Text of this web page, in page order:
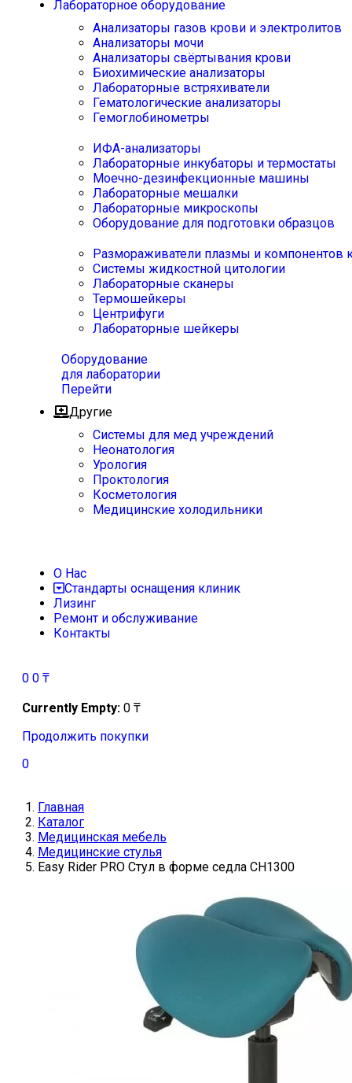
Лабораторное оборудование
Анализаторы газов крови и электролитов
Анализаторы мочи
Анализаторы свёртывания крови
Биохимические анализаторы
Лабораторные встряхиватели
Гематологические анализаторы
Гемоглобинометры
ИФА-анализаторы
Лабораторные инкубаторы и термостаты
Моечно-дезинфекционные машины
Лабораторные мешалки
Лабораторные микроскопы
Оборудование для подготовки образцов
Размораживатели плазмы и компонентов
Системы жидкостной цитологии
Лабораторные сканеры
Термошейкеры
Центрифуги
Лабораторные шейкеры
Оборудование
для лаборатории
Перейти
Другие
Системы для мед учреждений
Неонатология
Урология
Проктология
Косметология
Медицинские холодильники
О Нас
Стандарты оснащения клиник
Лизинг
Ремонт и обслуживание
Контакты
0 0 ₸
Currently Empty: 0 ₸
Продолжить покупки
0
Главная
Каталог
Медицинская мебель
Медицинские стулья
Easy Rider PRO Стул в форме седла CH1300